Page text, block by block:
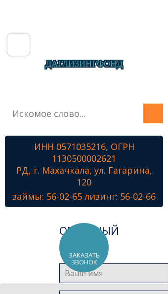
ДАГЛИЗИНГФОНД
О фонде
Лизинг
Наши проекты
Знамя Победы
ИНН 0571035216, ОГРН
1130500002621
РД, г. Махачкала, ул. Гагарина,
120
займы: 56-02-65 лизинг: 56-02-66
ЗАКАЗАТЬ
ЗВОНОК
ОБРАТНЫЙ
ЗВОНОК